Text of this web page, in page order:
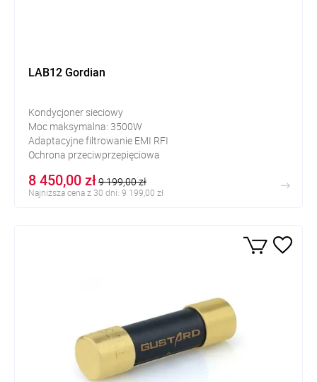
LAB12 Gordian
Kondycjoner sieciowy
Moc maksymalna: 3500W
Adaptacyjne filtrowanie EMI RFI
Ochrona przeciwprzepięciowa
8 450,00 zł9 199,00 zł
Najniższa cena z 30 dni: 9 199,00 zł